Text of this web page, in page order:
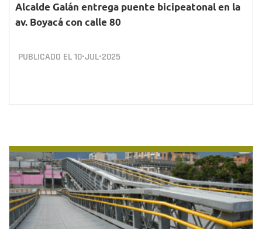
Alcalde Galán entrega puente bicipeatonal en la
av. Boyacá con calle 80
PUBLICADO EL10•JUL•2025